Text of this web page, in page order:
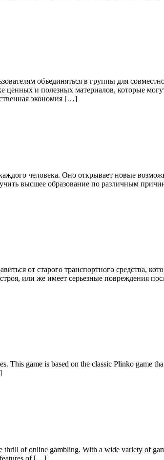
объединяться в группы для
ценных и полезных материалов, которые
экономия […]
человека. Оно открывает новые
высшее образование по различным
от старого транспортного средства,
или же имеет серьезные повреждения
This game is based on the classic Plinko game
of online gambling. With a wide variety of
features of […]